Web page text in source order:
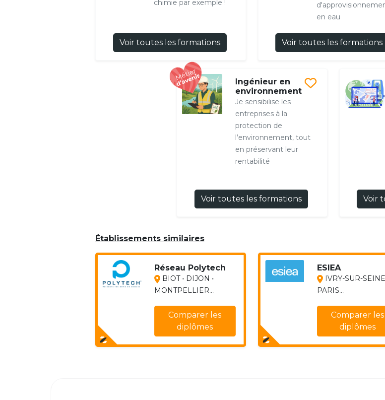
chimie par exemple !
Voir toutes les formations
en eau
Voir toutes les formations
Ingénieur en
environnement
Je sensibilise les
entreprises à la
protection de
l’environnement, tout
en préservant leur
rentabilité
Voir toutes les formations Voir
Établissements similaires
Réseau Polytech
BIOT • DIJON •
MONTPELLIER...
Comparer les
diplômes
ESIEA
IVRY-SUR-SEINE
PARIS...
Comparer les
diplômes